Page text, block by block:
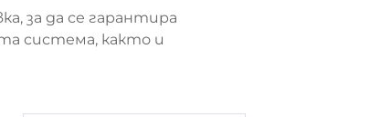
за да се гарантира
система, както и